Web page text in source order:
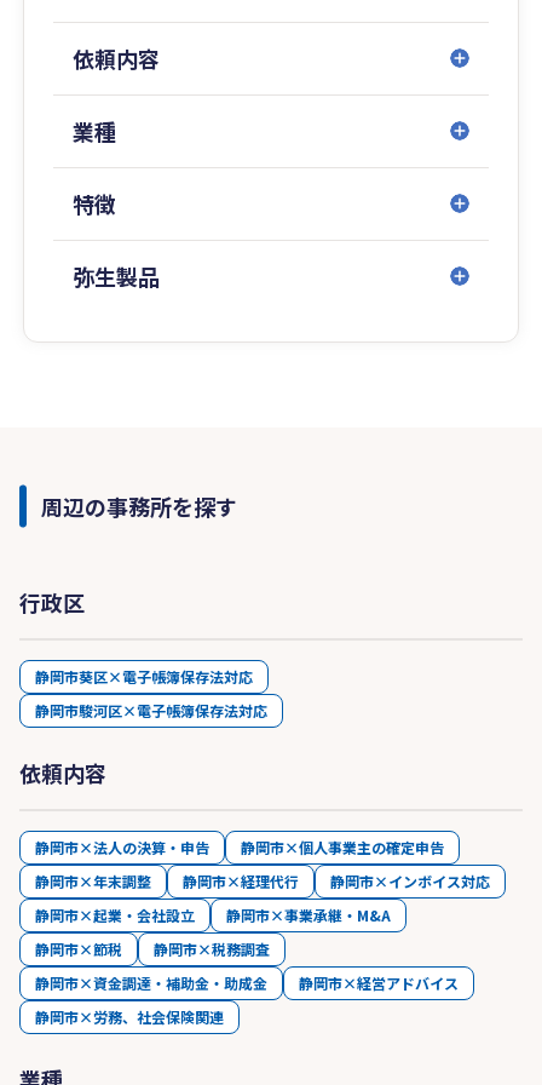
依頼内容
業種
特徴
弥生製品
周辺の事務所を探す
行政区
静岡市葵区×電子帳簿保存法対応
静岡市駿河区×電子帳簿保存法対応
依頼内容
静岡市×法人の決算・申告
静岡市×個人事業主の確定申告
静岡市×年末調整
静岡市×経理代行
静岡市×インボイス対応
静岡市×起業・会社設立
静岡市×事業承継・M&A
静岡市×節税
静岡市×税務調査
静岡市×資金調達・補助金・助成金
静岡市×経営アドバイス
静岡市×労務、社会保険関連